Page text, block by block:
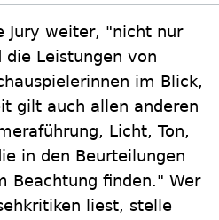
Jury weiter, "nicht nur
die Leistungen von
im Blick,
gilt auch allen anderen
Licht, Ton,
in den Beurteilungen
Beachtung finden." Wer
liest, stelle